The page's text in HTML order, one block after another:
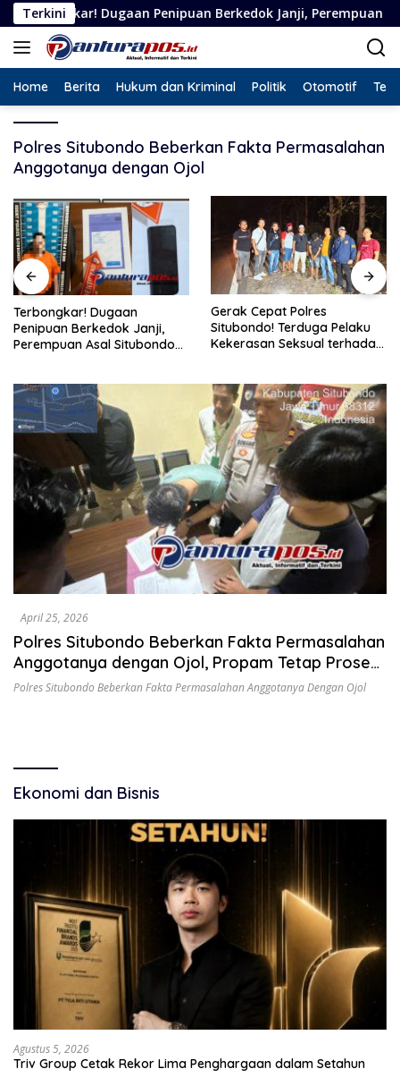
Langsung
ke
konten
Terkini
Dugaan Penipuan Berkedok Janji, Perempuan Asal
Home Berita Hukum dan Kriminal Politik Otomotif
Polres Situbondo Beberkan Fakta Permasalahan
Anggotanya dengan Ojol
Terbongkar! Dugaan
Penipuan Berkedok Janji,
Perempuan Asal Situbondo
Gerak Cepat Polres
Situbondo! Terduga Pelaku
Kekerasan Seksual terhadap
April 25, 2026
Polres Situbondo Beberkan Fakta Permasalahan
Anggotanya dengan Ojol, Propam Tetap Proses
Sesuai Aturan
Polres Situbondo Beberkan Fakta Permasalahan Anggotanya Dengan Ojol
Ekonomi dan Bisnis
Agustus 5, 2026
Triv Group Cetak Rekor Lima Penghargaan dalam Setahun